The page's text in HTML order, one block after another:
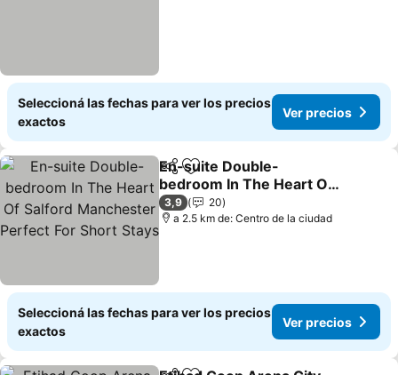
Seleccioná las fechas para ver los precios
exactos
Ver precios
CompartirAñadir a favoritos
En-suite Double-
bedroom In The Heart Of
Salford Manchester
Perfect For Short Stays
3,9
20
a 2.5 km de: Centro de la ciudad
Seleccioná las fechas para ver los precios
exactos
Ver precios